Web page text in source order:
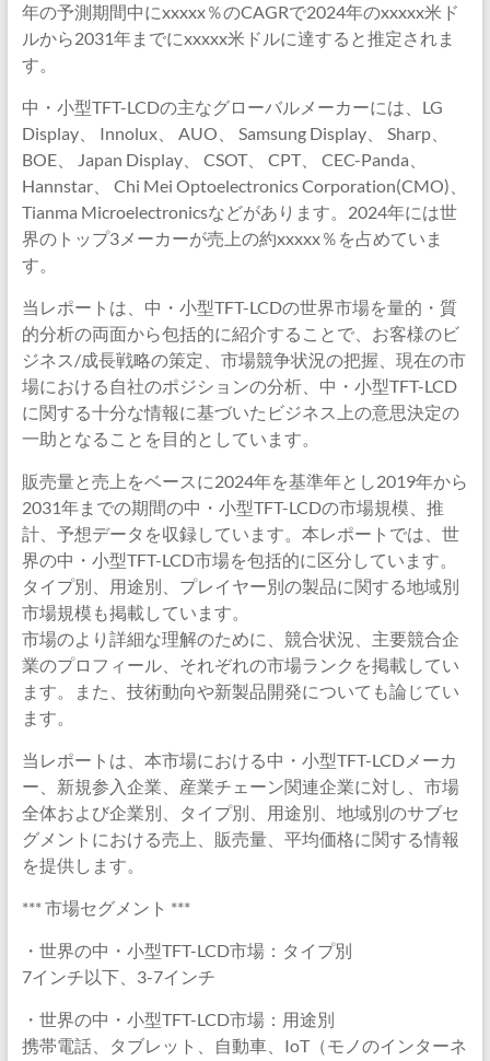
年の予測期間中にxxxxx％のCAGRで2024年のxxxxx米ド
ルから2031年までにxxxxx米ドルに達すると推定されま
す。
中・小型TFT-LCDの主なグローバルメーカーには、LG
Display、 Innolux、 AUO、 Samsung Display、 Sharp、
BOE、 Japan Display、 CSOT、 CPT、 CEC-Panda、
Hannstar、 Chi Mei Optoelectronics Corporation(CMO)、
Tianma Microelectronicsなどがあります。2024年には世
界のトップ3メーカーが売上の約xxxxx％を占めていま
す。
当レポートは、中・小型TFT-LCDの世界市場を量的・質
的分析の両面から包括的に紹介することで、お客様のビ
ジネス/成長戦略の策定、市場競争状況の把握、現在の市
場における自社のポジションの分析、中・小型TFT-LCD
に関する十分な情報に基づいたビジネス上の意思決定の
一助となることを目的としています。
販売量と売上をベースに2024年を基準年とし2019年から
2031年までの期間の中・小型TFT-LCDの市場規模、推
計、予想データを収録しています。本レポートでは、世
界の中・小型TFT-LCD市場を包括的に区分しています。
タイプ別、用途別、プレイヤー別の製品に関する地域別
市場規模も掲載しています。
市場のより詳細な理解のために、競合状況、主要競合企
業のプロフィール、それぞれの市場ランクを掲載してい
ます。また、技術動向や新製品開発についても論じてい
ます。
当レポートは、本市場における中・小型TFT-LCDメーカ
ー、新規参入企業、産業チェーン関連企業に対し、市場
全体および企業別、タイプ別、用途別、地域別のサブセ
グメントにおける売上、販売量、平均価格に関する情報
を提供します。
*** 市場セグメント ***
・世界の中・小型TFT-LCD市場：タイプ別
7インチ以下、3-7インチ
・世界の中・小型TFT-LCD市場：用途別
携帯電話、タブレット、自動車、IoT（モノのインターネ